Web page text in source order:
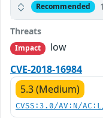
Recommended
Threats
Impact
low
CVE-2018-16984
5.3 (Medium)
CVSS:3.0/AV:N/